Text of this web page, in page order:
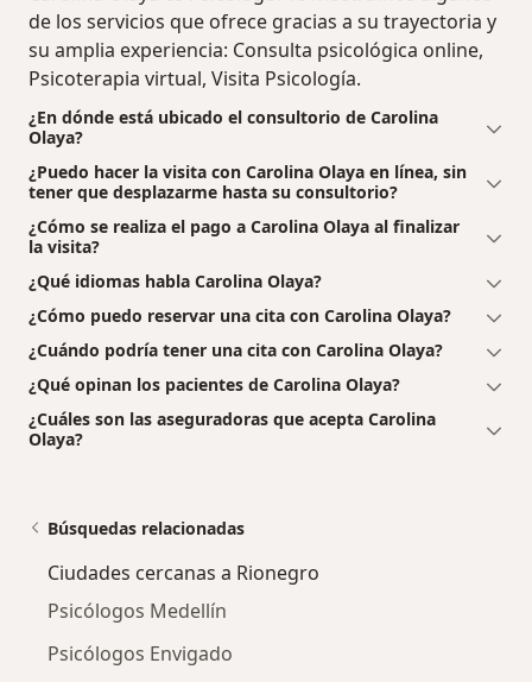
de los servicios que ofrece gracias a su trayectoria y
su amplia experiencia: Consulta psicológica online,
Psicoterapia virtual, Visita Psicología.
¿En dónde está ubicado el consultorio de Carolina
Olaya?
¿Puedo hacer la visita con Carolina Olaya en línea, sin
tener que desplazarme hasta su consultorio?
¿Cómo se realiza el pago a Carolina Olaya al finalizar
la visita?
¿Qué idiomas habla Carolina Olaya?
¿Cómo puedo reservar una cita con Carolina Olaya?
¿Cuándo podría tener una cita con Carolina Olaya?
¿Qué opinan los pacientes de Carolina Olaya?
¿Cuáles son las aseguradoras que acepta Carolina
Olaya?
Búsquedas relacionadas
Ciudades cercanas a Rionegro
Psicólogos Medellín
Psicólogos Envigado